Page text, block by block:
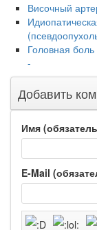
Височный
Головная
-
Добавить
Имя
E-Mail